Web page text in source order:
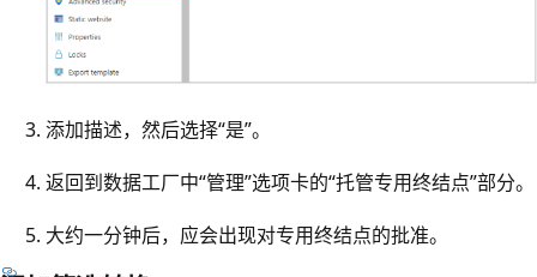
添加描述，然后选择“是”。
返回到数据工厂中“管理”选项卡的“托管专用终结点”部分。
大约一分钟后，应会出现对专用终结点的批准。